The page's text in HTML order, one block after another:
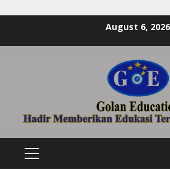
August 6, 2026
PRIMARY